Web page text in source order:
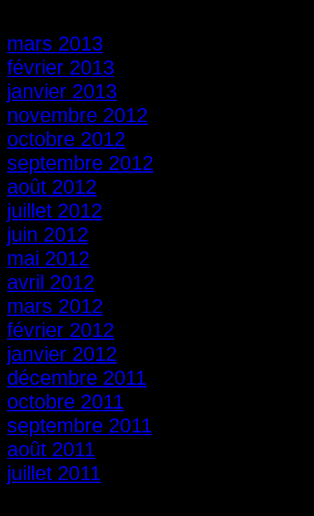
mars 2013
février 2013
janvier 2013
novembre 2012
octobre 2012
septembre 2012
août 2012
juillet 2012
juin 2012
mai 2012
avril 2012
mars 2012
février 2012
janvier 2012
décembre 2011
octobre 2011
septembre 2011
août 2011
juillet 2011